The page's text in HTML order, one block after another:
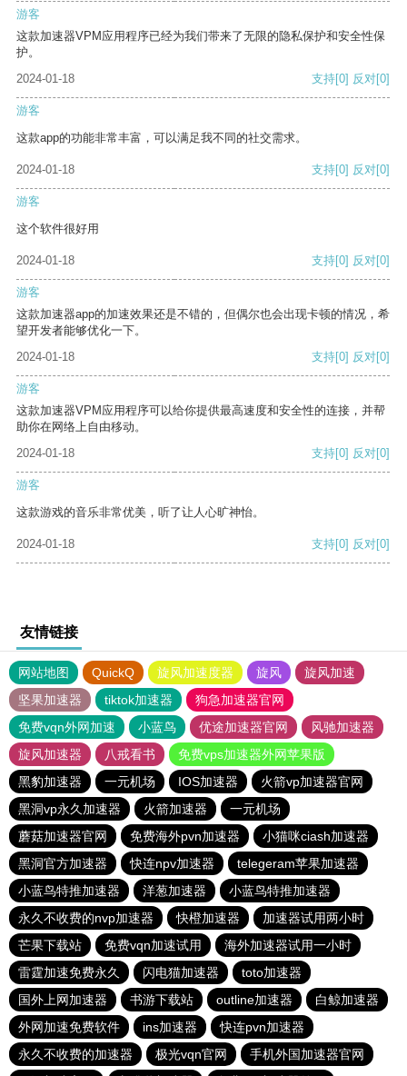
游客
这款加速器VPM应用程序已经为我们带来了无限的隐私保护和安全性保
护。
2024-01-18
支持[0] 反对[0]
游客
这款app的功能非常丰富，可以满足我不同的社交需求。
2024-01-18 支持[0] 反对[0]
游客
这个软件很好用
2024-01-18 支持[0] 反对[0]
游客
这款加速器app的加速效果还是不错的，但偶尔也会出现卡顿的情况，希
望开发者能够优化一下。
2024-01-18
支持[0] 反对[0]
游客
这款加速器VPM应用程序可以给你提供最高速度和安全性的连接，并帮
助你在网络上自由移动。
2024-01-18
支持[0] 反对[0]
游客
这款游戏的音乐非常优美，听了让人心旷神怡。
2024-01-18 支持[0] 反对[0]
友情链接
网站地图 QuickQ 旋风加速度器 旋风
旋风加速
坚果加速器
tiktok加速器
狗急加速器官网
免费vqn外网加速
小蓝鸟 优途加速器官网
风驰加速器
旋风加速器
八戒看书
免费vps加速器外网苹果版
黑豹加速器
一元机场 IOS加速器
火箭vp加速器官网
黑洞vp永久加速器
火箭加速器
一元机场
蘑菇加速器官网
免费海外pvn加速器
小猫咪ciash加速器
黑洞官方加速器
快连npv加速器
telegeram苹果加速器
小蓝鸟特推加速器
洋葱加速器
小蓝鸟特推加速器
永久不收费的nvp加速器
快橙加速器
加速器试用两小时
芒果下载站
免费vqn加速试用
海外加速器试用一小时
雷霆加速免费永久
闪电猫加速器
toto加速器
国外上网加速器
书游下载站 outline加速器
白鲸加速器
外网加速免费软件
ins加速器
快连pvn加速器
永久不收费的加速器
极光vqn官网
手机外国加速器官网